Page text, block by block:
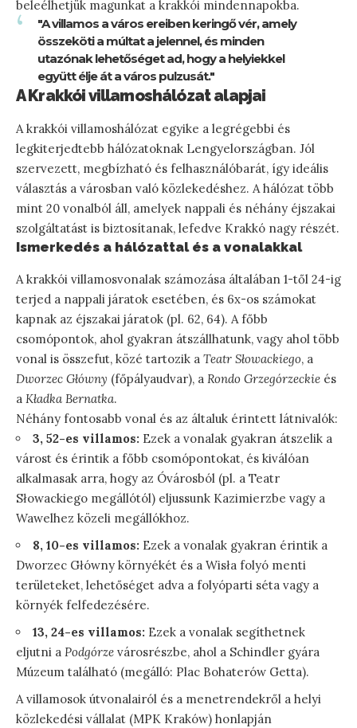
beleélhetjük magunkat a krakkói mindennapokba.
"A villamos a város ereiben keringő vér, amely
összeköti a múltat a jelennel, és minden
utazónak lehetőséget ad, hogy a helyiekkel
együtt élje át a város pulzusát."
A Krakkói villamoshálózat alapjai
A krakkói villamoshálózat egyike a legrégebbi és
legkiterjedtebb hálózatoknak Lengyelországban. Jól
szervezett, megbízható és felhasználóbarát, így ideális
választás a városban való közlekedéshez. A hálózat több
mint 20 vonalból áll, amelyek nappali és néhány éjszakai
szolgáltatást is biztosítanak, lefedve Krakkó nagy részét.
Ismerkedés a hálózattal és a vonalakkal
A krakkói villamosvonalak számozása általában 1-től 24-ig
terjed a nappali járatok esetében, és 6x-os számokat
kapnak az éjszakai járatok (pl. 62, 64). A főbb
csomópontok, ahol gyakran átszállhatunk, vagy ahol több
vonal is összefut, közé tartozik a Teatr Słowackiego, a
Dworzec Główny (főpályaudvar), a Rondo Grzegórzeckie és
a Kładka Bernatka.
Néhány fontosabb vonal és az általuk érintett látnivalók:
3, 52-es villamos: Ezek a vonalak gyakran átszelik a
várost és érintik a főbb csomópontokat, és kiválóan
alkalmasak arra, hogy az Óvárosból (pl. a Teatr
Słowackiego megállótól) eljussunk Kazimierzbe vagy a
Wawelhez közeli megállókhoz.
8, 10-es villamos: Ezek a vonalak gyakran érintik a
Dworzec Główny környékét és a Wisła folyó menti
területeket, lehetőséget adva a folyóparti séta vagy a
környék felfedezésére.
13, 24-es villamos: Ezek a vonalak segíthetnek
eljutni a Podgórze városrészbe, ahol a Schindler gyára
Múzeum található (megálló: Plac Bohaterów Getta).
A villamosok útvonalairól és a menetrendekről a helyi
közlekedési vállalat (MPK Kraków) honlapján